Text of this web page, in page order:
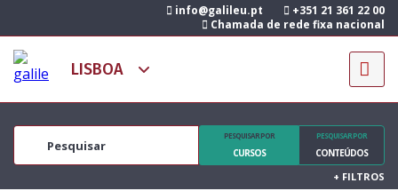
info@galileu.pt
+351 21 361 22 00
Chamada de rede fixa nacional
PESQUISAR POR
CURSOS
PESQUISAR POR
CONTEÚDOS
+ FILTROS